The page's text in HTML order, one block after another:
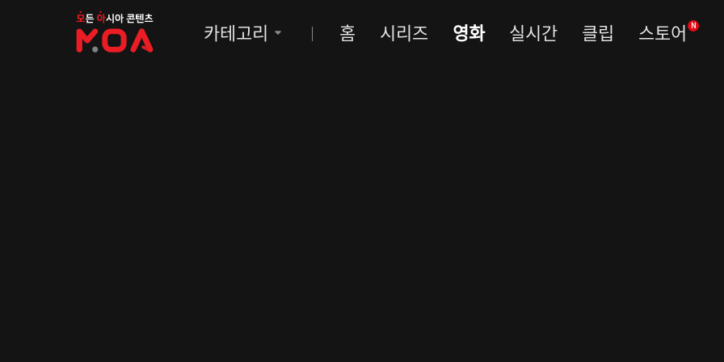
MOA
카테고리 홈 시리즈 영화 실시간 클립 스토어 N